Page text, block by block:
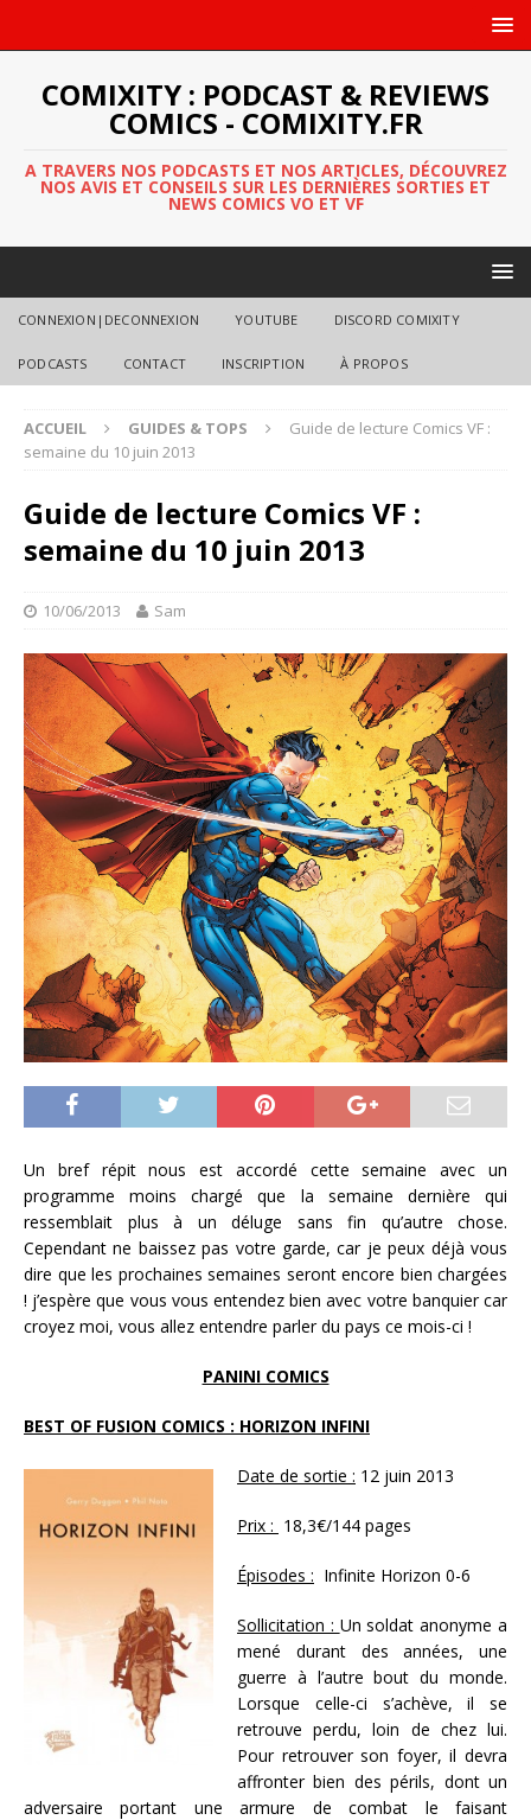
COMIXITY : PODCAST & REVIEWS
COMICS - COMIXITY.FR
A TRAVERS NOS PODCASTS ET NOS ARTICLES, DÉCOUVREZ
NOS AVIS ET CONSEILS SUR LES DERNIÈRES SORTIES ET
NEWS COMICS VO ET VF
CONNEXION|DECONNEXION YOUTUBE DISCORD COMIXITY
PODCASTS CONTACT INSCRIPTION À PROPOS
ACCUEIL GUIDES & TOPS
Guide de lecture Comics VF :
semaine du 10 juin 2013
Guide de lecture Comics VF :
semaine du 10 juin 2013
10/06/2013 Sam
Un bref répit nous est accordé cette semaine avec un
programme moins chargé que la semaine dernière qui
ressemblait plus à un déluge sans fin qu’autre chose.
Cependant ne baissez pas votre garde, car je peux déjà vous
dire que les prochaines semaines seront encore bien chargées
! j’espère que vous vous entendez bien avec votre banquier car
croyez moi, vous allez entendre parler du pays ce mois-ci !
PANINI COMICS
BEST OF FUSION COMICS : HORIZON INFINI
Date de sortie : 12 juin 2013
Prix : 18,3€/144 pages
Épisodes : Infinite Horizon 0-6
Sollicitation : Un soldat anonyme a
mené durant des années, une
guerre à l’autre bout du monde.
Lorsque celle-ci s’achève, il se
retrouve perdu, loin de chez lui.
Pour retrouver son foyer, il devra
affronter bien des périls, dont un
adversaire portant une armure de combat le faisant